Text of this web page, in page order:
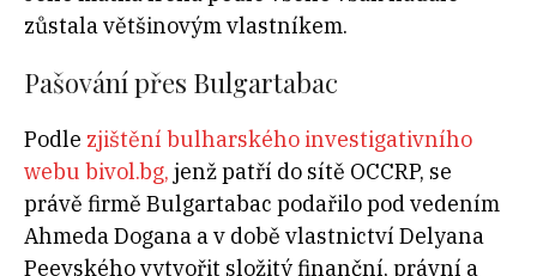
zůstala většinovým vlastníkem.
Pašování přes Bulgartabac
Podle zjištění bulharského investigativního
webu bivol.bg, jenž patří do sítě OCCRP, se
právě firmě Bulgartabac podařilo pod vedením
Ahmeda Dogana a v době vlastnictví Delyana
Peevského vytvořit složitý finanční, právní a